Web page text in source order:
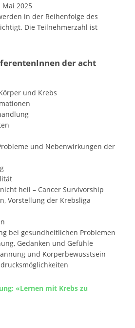
Mai 2025
in der Reihenfolge des
Die Teilnehmerzahl ist
der acht
und Krebs
und Nebenwirkungen der
heil – Cancer Survivorship
Vorstellung der Krebsliga
bei gesundheitlichen Problemen
Gedanken und Gefühle
und Körperbewusstsein
«Lernen mit Krebs zu